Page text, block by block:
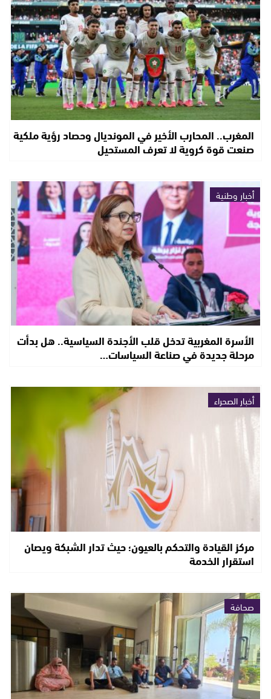
المغرب.. المحارب الأخير في المونديال وحصاد رؤية ملكية
صنعت قوة كروية لا تعرف المستحيل
أخبار وطنية
الأسرة المغربية تدخل قلب الأجندة السياسية.. هل بدأت
مرحلة جديدة في صناعة السياسات…
أخبار الصحراء
مركز القيادة والتحكم بالعيون؛ حيث تدار الشبكة ويصان
استقرار الخدمة
صحافة